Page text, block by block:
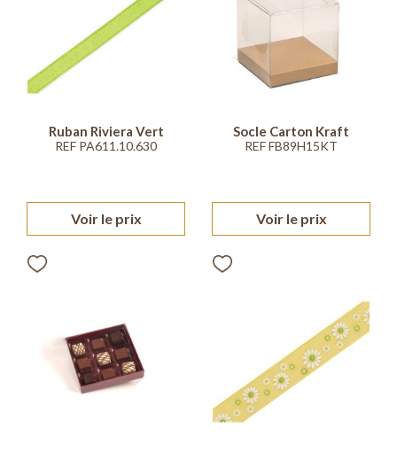
Ruban Riviera Vert
REF PA611.10.630
Voir le prix
Socle Carton Kraft
REF FB89H15KT
Voir le prix